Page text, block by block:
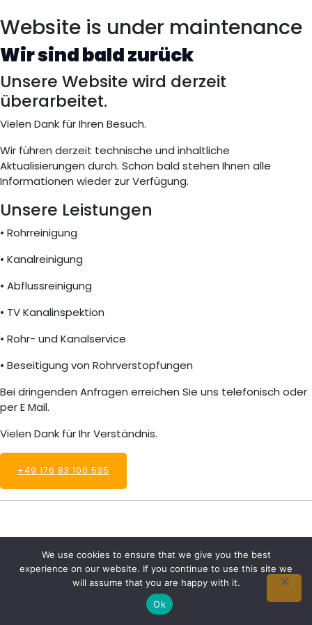
Website is under maintenance
Wir sind bald zurück
Unsere Website wird derzeit
überarbeitet.
Vielen Dank für Ihren Besuch.
Wir führen derzeit technische und inhaltliche
Aktualisierungen durch. Schon bald stehen Ihnen alle
Informationen wieder zur Verfügung.
Unsere Leistungen
• Rohrreinigung
• Kanalreinigung
• Abflussreinigung
• TV Kanalinspektion
• Rohr- und Kanalservice
• Beseitigung von Rohrverstopfungen
Bei dringenden Anfragen erreichen Sie uns telefonisch oder
per E Mail.
Vielen Dank für Ihr Verständnis.
+49 176 83 100 535
We use cookies to ensure that we give you the best
experience on our website. If you continue to use this site we
will assume that you are happy with it.
Ok